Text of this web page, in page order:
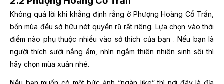
Không quá lời khi khẳng định rằng ở Phượng Hoàng Cổ Trấn,
bốn mùa đều sở hữu nét quyến rũ rất riêng. Lựa chọn vào thời
điểm nào phụ thuộc nhiều vào sở thích của bạn . Nếu bạn là
người thích sưởi nắng ấm, nhìn ngắm thiên nhiên sinh sôi thì
hãy chọn mùa xuân nhé.